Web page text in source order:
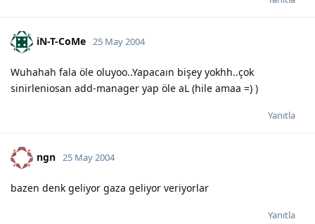
iN-T-CoMe 25 May 2004
Wuhahah fala öle oluyoo..Yapacaın bişey yokhh..çok
sinirleniosan add-manager yap öle aL (hile amaa =) )
Yanıtla
ngn 25 May 2004
bazen denk geliyor gaza geliyor veriyorlar
Yanıtla